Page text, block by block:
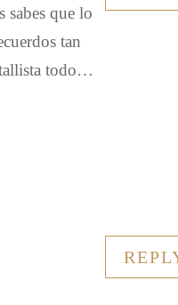
sabes que lo
tan
todo…